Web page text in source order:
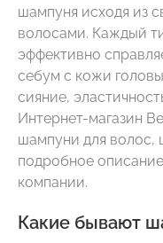
шампуня исходя из
волосами. Каждый
эффективно
себум с кожи
сияние,
Интернет-магазин
шампуни для волос,
подробное
компании.
Какие бывают